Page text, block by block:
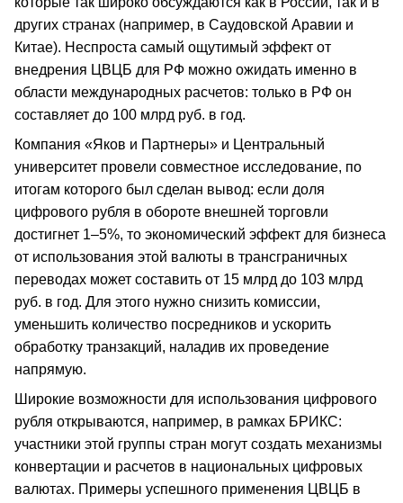
других странах (например, в Саудовской Аравии и
Китае). Неспроста самый ощутимый эффект от
внедрения ЦВЦБ для РФ можно ожидать именно в
области международных расчетов: только в РФ он
составляет до 100 млрд руб. в год.
Компания «Яков и Партнеры» и Центральный
университет провели совместное исследование, по
итогам которого был сделан вывод: если доля
цифрового рубля в обороте внешней торговли
достигнет 1–5%, то экономический эффект для бизнеса
от использования этой валюты в трансграничных
переводах может составить от 15 млрд до 103 млрд
руб. в год. Для этого нужно снизить комиссии,
уменьшить количество посредников и ускорить
обработку транзакций, наладив их проведение
напрямую.
Широкие возможности для использования цифрового
рубля открываются, например, в рамках БРИКС:
участники этой группы стран могут создать механизмы
конвертации и расчетов в национальных цифровых
валютах. Примеры успешного применения ЦВЦБ в